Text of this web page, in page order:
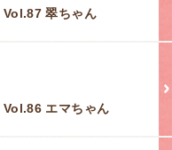
Vol.87 翠ちゃん
Vol.86 エマちゃん